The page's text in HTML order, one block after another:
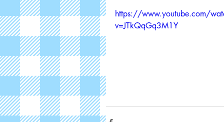
https://www.youtube.com/
v=JTkQqGq3M1Y